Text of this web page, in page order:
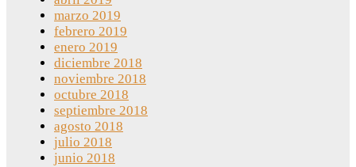
marzo 2019
febrero 2019
enero 2019
diciembre 2018
noviembre 2018
octubre 2018
septiembre 2018
agosto 2018
julio 2018
junio 2018